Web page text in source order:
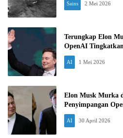
Sains 2 Mei 2026
Terungkap Elon
OpenAI
AI 1 Mei 2026
Elon Musk Murka
Penyimpangan
AI 30 April 2026